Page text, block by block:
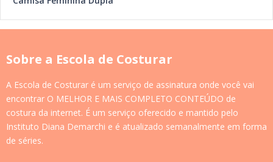
Sobre a Escola de Costurar
A Escola de Costurar é um serviço de assinatura onde você vai
encontrar O MELHOR E MAIS COMPLETO CONTEÚDO de
costura da internet. É um serviço oferecido e mantido pelo
Instituto Diana Demarchi e é atualizado semanalmente em forma
de séries.